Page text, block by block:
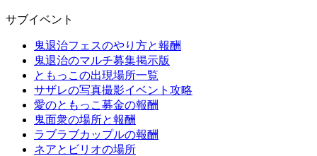
サブイベント
鬼退治フェスのやり方と報酬
鬼退治のマルチ募集掲示版
ともっこの出現場所一覧
サザレの写真撮影イベント攻略
愛のともっこ募金の報酬
鬼面衆の場所と報酬
ラブラブカップルの報酬
ネアとビリオの場所